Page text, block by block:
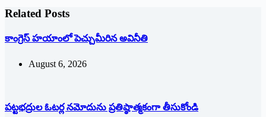
Related Posts
కాంగ్రెస్ హయాంలో పెచ్చుమీరిన అవినీతి
August 6, 2026
పట్టభద్రుల ఓటర్ల నమోదును ప్రతిష్ఠాత్మకంగా తీసుకోండి